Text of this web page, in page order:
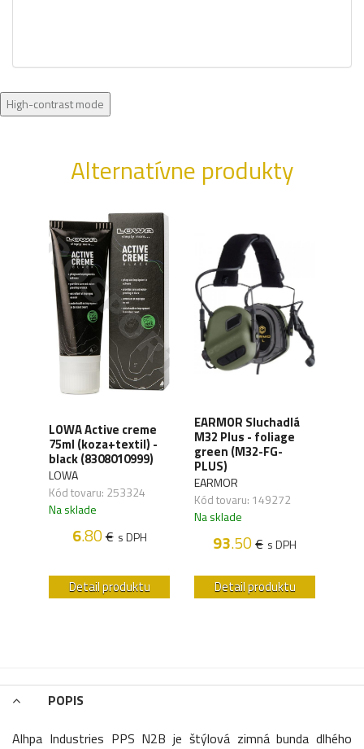
High-contrast mode
Alternatívne produkty
LOWA Active creme
75ml (koza+textil) -
black (8308010999)
LOWA
Kód tovaru: 253324
Na sklade
6.80€ s DPH
Detail produktu
EARMOR Sluchadlá
M32 Plus - foliage
green (M32-FG-
PLUS)
EARMOR
Kód tovaru: 149272
Na sklade
93.50€ s DPH
Detail produktu
POPIS
Alhpa Industries PPS N2B je štýlová zimná bunda dlhého